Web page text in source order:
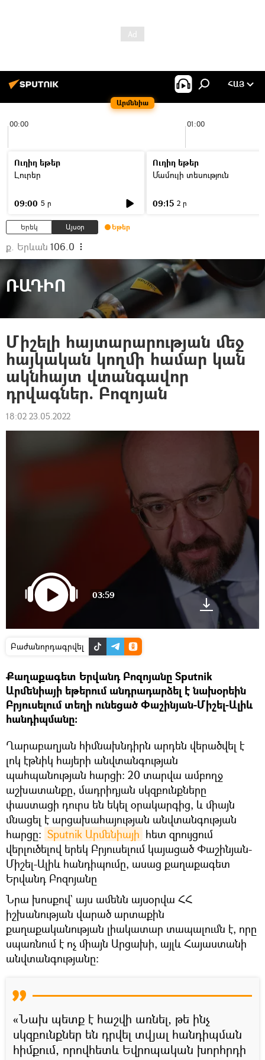
Արմենիա
ՀԱՅ
00:00 01:00
Ուղիղ եթեր
Լուրեր
09:00 5 ր
Ուղիղ եթեր
Մամուլի տեսություն
09:15 2 ր
Երեկ Այսօր Եթեր
ք. Երևան 106.0
ՌԱԴԻՈ
Միշելի հայտարարության մեջ
հայկական կողմի համար կան
ակնհայտ վտանգավոր
դրվագներ. Բոզոյան
18:02 23.05.2022
03:59
Բաժանորդագրվել
Քաղաքագետ Երվանդ Բոզոյանը Sputnik
Արմենիայի եթերում անդրադարձել է նախօրեին
Բրյուսելում տեղի ունեցած Փաշինյան-Միշել-Ալիև
հանդիպմանը։
Ղարաբաղյան հիմնախնդիրն արդեն վերածվել է
լոկ էթնիկ հայերի անվտանգության
պահպանության հարցի։ 20 տարվա ամբողջ
աշխատանքը, մադրիդյան սկզբունքները
փաստացի դուրս են եկել օրակարգից, և միայն
մնացել է արցախահայության անվտանգության
հարցը։ Sputnik Արմենիայի հետ զրույցում
վերլուծելով երեկ Բրյուսելում կայացած Փաշինյան-
Միշել-Ալիև հանդիպումը, ասաց քաղաքագետ
Երվանդ Բոզոյանը
Նրա խոսքով` այս ամենն այսօրվա ՀՀ
իշխանության վարած արտաքին
քաղաքականության լիակատար տապալումն է, որը
սպառնում է ոչ միայն Արցախի, այլև Հայաստանի
անվտանգությանը։
«Նախ պետք է հաշվի առնել, թե ինչ
սկզբունքներ են դրվել տվյալ հանդիպման
հիմքում, որովհետև Եվրոպական խորհրդի